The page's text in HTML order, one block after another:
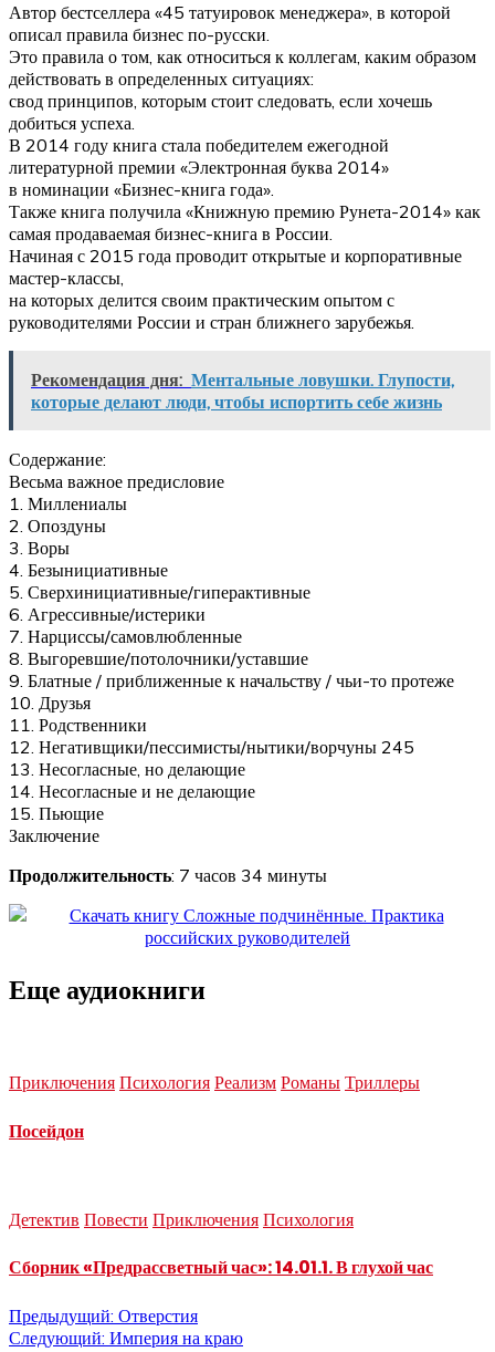
Автор бестселлера «45 татуировок менеджера», в которой
описал правила бизнес по-русски.
Это правила о том, как относиться к коллегам, каким образом
действовать в определенных ситуациях:
свод принципов, которым стоит следовать, если хочешь
добиться успеха.
В 2014 году книга стала победителем ежегодной
литературной премии «Электронная буква 2014»
в номинации «Бизнес-книга года».
Также книга получила «Книжную премию Рунета-2014» как
самая продаваемая бизнес-книга в России.
Начиная с 2015 года проводит открытые и корпоративные
мастер-классы,
на которых делится своим практическим опытом с
руководителями России и стран ближнего зарубежья.
Рекомендация дня: Ментальные ловушки. Глупости,
которые делают люди, чтобы испортить себе жизнь
Содержание:
Весьма важное предисловие
1. Миллениалы
2. Опоздуны
3. Воры
4. Безынициативные
5. Сверхинициативные/гиперактивные
6. Агрессивные/истерики
7. Нарциссы/самовлюбленные
8. Выгоревшие/потолочники/уставшие
9. Блатные / приближенные к начальству / чьи-то протеже
10. Друзья
11. Родственники
12. Негативщики/пессимисты/нытики/ворчуны 245
13. Несогласные, но делающие
14. Несогласные и не делающие
15. Пьющие
Заключение
Продолжительность: 7 часов 34 минуты
Еще аудиокниги
Приключения Психология Реализм Романы Триллеры
Посейдон
Детектив Повести Приключения Психология
Сборник «Предрассветный час»: 14.01.1. В глухой час
Навигация
Предыдущий: Отверстия
Следующий: Империя на краю